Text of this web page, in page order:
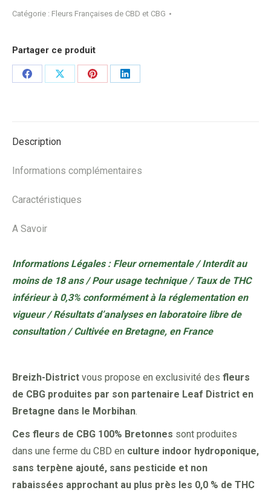
Catégorie : Fleurs Françaises de CBD et CBG
Partager ce produit
Share
Share
Share
Share
Description
Informations complémentaires
Caractéristiques
A Savoir
Informations Légales : Fleur ornementale / Interdit au
moins de 18 ans / Pour usage technique / Taux de THC
inférieur à 0,3% conformément à la réglementation en
vigueur / Résultats d’analyses en laboratoire libre de
consultation / Cultivée en Bretagne, en France
Breizh-District vous propose en exclusivité des fleurs
de CBG produites par son partenaire Leaf District en
Bretagne dans le Morbihan.
Ces fleurs de CBG 100% Bretonnes sont produites
dans une ferme du CBD en culture indoor hydroponique,
sans terpène ajouté, sans pesticide et non
rabaissées approchant au plus près les 0,0 % de THC